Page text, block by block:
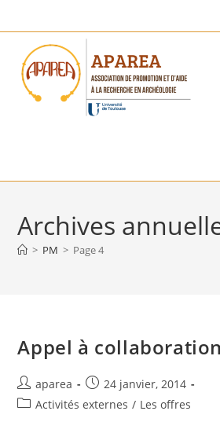
to
content
Archives
> PM > Page 4
Appel à collaboration
Auteur/autrice
de
aparea
Publication
publiée :
24 janvier, 2014
PostActivités externes / Les offres